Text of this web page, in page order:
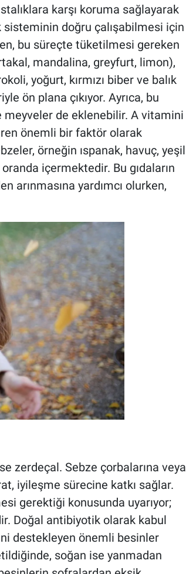
karşı koruma sağlayarak
sisteminin doğru çalışabilmesi için
bu süreçte tüketilmesi gereken
mandalina, greyfurt, limon),
yoğurt, kırmızı biber ve balık
ön plana çıkıyor. Ayrıca, bu
meyveler de eklenebilir. A vitamini
önemli bir faktör olarak
örneğin ıspanak, havuç, yeşil
içermektedir. Bu gıdaların
arınmasına yardımcı olurken,
zerdeçal. Sebze çorbalarına veya
iyileşme sürecine katkı sağlar.
gerektiği konusunda uyarıyor;
Doğal antibiyotik olarak kabul
destekleyen önemli besinler
soğan ise yanmadan